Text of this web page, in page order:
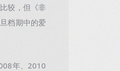
较，但《非
档期中的爱
年、2010